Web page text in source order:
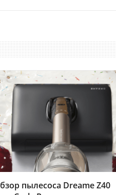
пылесоса Dreame Z40